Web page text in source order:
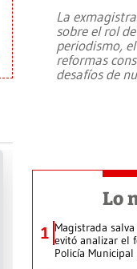
La
sobre el rol
periodismo,
reformas
desafíos de
Lo
1 Magistrada
evitó analizar el
Policía Municipal